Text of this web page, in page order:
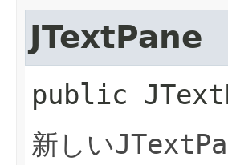
JTextPane
public
新しい